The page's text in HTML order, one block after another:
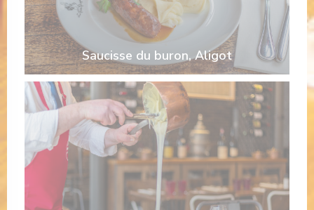
Saucisse du buron, Aligot